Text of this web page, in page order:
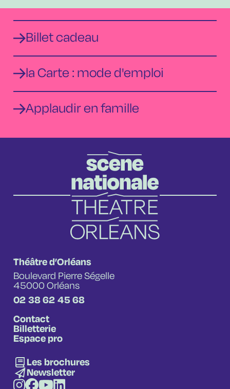
Billet cadeau
la Carte : mode d'emploi
Applaudir en famille
Théâtre d’Orléans
Boulevard Pierre Ségelle
45000 Orléans
02 38 62 45 68
Contact
Billetterie
Espace pro
Les brochures
Newsletter